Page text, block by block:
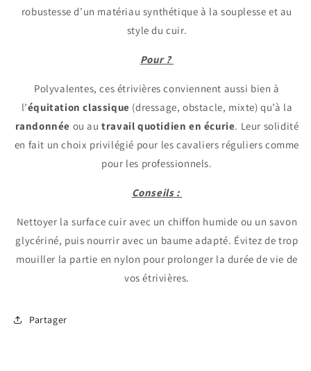
robustesse d’un matériau synthétique à la souplesse et au
style du cuir.
Pour ?
Polyvalentes, ces étrivières conviennent aussi bien à
l’équitation classique (dressage, obstacle, mixte) qu’à la
randonnée ou autravail quotidien en écurie. Leur solidité
en fait un choix privilégié pour les cavaliers réguliers comme
pour les professionnels.
Conseils :
Nettoyer la surface cuir avec un chiffon humide ou un savon
glycériné, puis nourrir avec un baume adapté. Évitez de trop
mouiller la partie en nylon pour prolonger la durée de vie de
vos étrivières.
Partager